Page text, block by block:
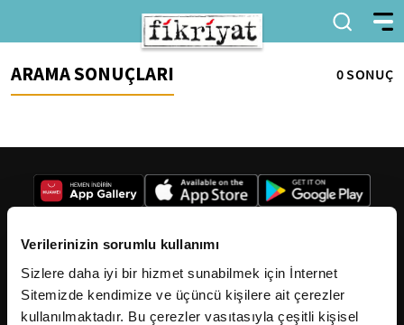
Verilerinizin sorumlu kullanımı
Sizlere daha iyi bir hizmet sunabilmek için İnternet
Sitemizde kendimize ve üçüncü kişilere ait çerezler
kullanılmaktadır. Bu çerezler vasıtasıyla çeşitli kişisel
ARAMA SONUÇLARI 0 SONUÇ
2026Fikriyat. Tüm hakları saklıdır.